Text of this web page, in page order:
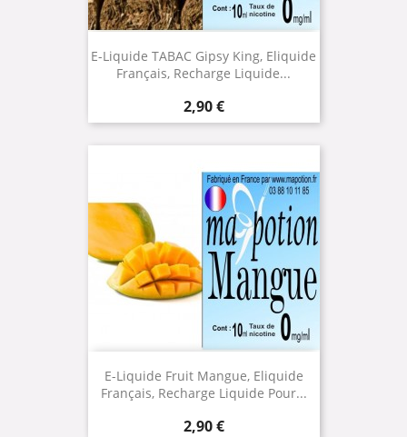
E-Liquide TABAC Gipsy King, Eliquide
Français, Recharge Liquide...
Prix
2,90 €
E-Liquide Fruit Mangue, Eliquide
Français, Recharge Liquide Pour...
Prix
2,90 €